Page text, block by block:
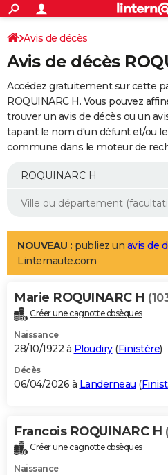
ACTUALITÉS
Politique
Société
Faits Divers
Education
Monde
Villes
+
SPORT
Coupe du monde 2026
Football
Tennis
Cyclisme
Rugby
Forum
Programme TV
TNT
Streaming
Cinéma
Sorties cinéma
Musique
+
FINANCE
Retraite
Epargne
Immobilier
Risques naturels par ville
Assurance
AUTO
Essais
Réserver un essai
Citadines
Berlines
SUV
Forum auto
+
Mobiles
Meilleur smartphone
Internet
Ordinateurs
Jeux vidéo
Guide high-tech
Aménagement intérieur
LIFESTYLE
Art de vivre
Bien-être
Loisirs
Mode
Modes de vie
Alimentation
Guide de la santé
Maladies
Médicaments
Sommeil
VOYAGE
Destinations
City break
Voyage nature
Voyage de noces
Forum
Climat
+PHOTO
GUIDES D'ACHAT
BONS PLANS
Carte de Noël
Carte Bonne année
Carte Saint-Valentin
Carte Pâques
Carte d'anniversaire
DICTIONNAIRE
Dictionnaire
Biographies
Citations
Expressions
Proverbes
PROGRAMME TV
Avis de décès
Avis de décès
Accédez gratuitement sur cette
ROQUINARC H. Vous pouvez
trouver un avis de décès ou un
tapant le nom d'un défunt et/ou
commune dans le moteur de
NOUVEAU : publiez un avis de
Linternaute.com
Marie ROQUINARC H
Créer une cagnotte obsèques
Naissance
28/10/1922 à Ploudiry(Finistère)
Décès
06/04/2026 à Landerneau (
Francois ROQUINARC H
Créer une cagnotte obsèques
Naissance